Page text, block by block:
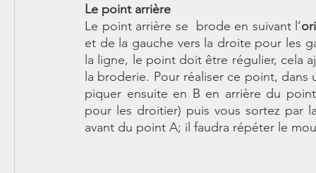
Le point arrière
Le point arrière se  brode en suivant l’
et de la gauche vers la droite pour les
la ligne, le point doit être régulier, cela
la broderie. Pour réaliser ce point,
piquer ensuite en B en arrière du
pour les droitier) puis vous sortez par
avant du point A; il faudra répéter le